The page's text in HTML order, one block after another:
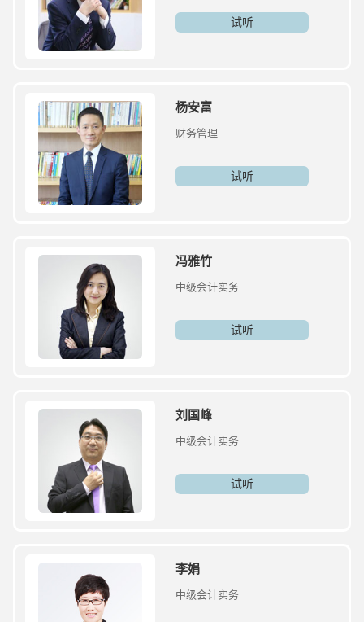
试听
杨安富
财务管理
试听
冯雅竹
中级会计实务
试听
刘国峰
中级会计实务
试听
李娟
中级会计实务